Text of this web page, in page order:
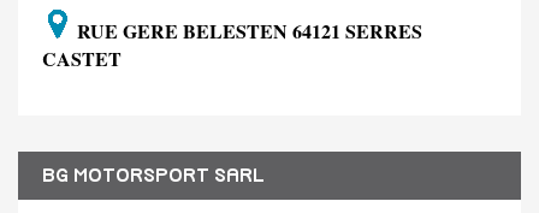
RUE GERE BELESTEN 64121 SERRES
CASTET
BG MOTORSPORT SARL